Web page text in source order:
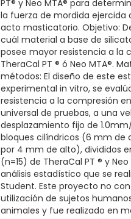
PT® y Neo MTA® para
la fuerza de mordida ejercida
acto masticatorio. Objetivo:
cuál material a base de
posee mayor resistencia a la
TheraCal PT ® ó Neo MTA®.
métodos: El diseño de este
experimental in vitro, se
resistencia a la compresión
universal de pruebas, a una
desplazamiento fijo de
bloques cilíndricos (6 mm de
por 4 mm de alto), divididos
(n=15) de TheraCal PT ® y Neo
análisis estadístico que se
Student. Este proyecto no
utilización de sujetos
animales y fue realizado en